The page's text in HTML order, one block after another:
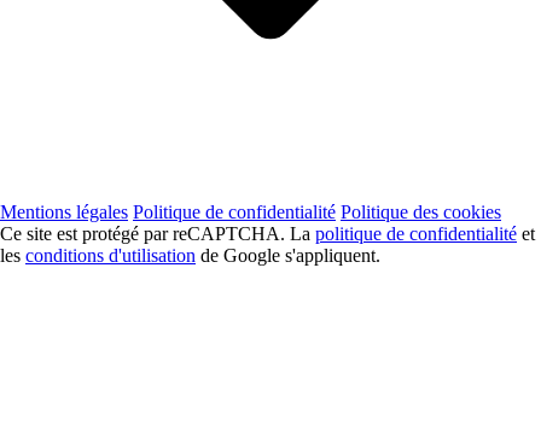
Mentions légales Politique de confidentialité Politique des cookies
Ce site est protégé par reCAPTCHA. La politique de confidentialité et
les conditions d'utilisation de Google s'appliquent.